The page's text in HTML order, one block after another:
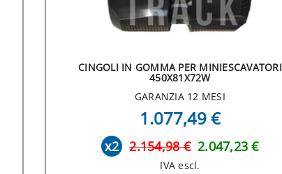
CINGOLI IN GOMMA PER MINIESCAVATORI
450X81X72W
GARANZIA 12 MESI
1.077,49 €
x2 2.154,98 € 2.047,23 €
IVA escl.